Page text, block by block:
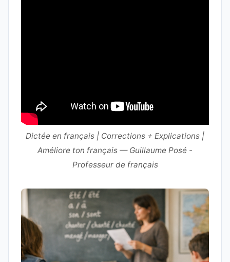
Dictée en français | Corrections + Explications |
Améliore ton français — Guillaume Posé -
Professeur de français